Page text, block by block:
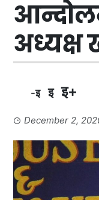
अध्यक्ष
-इ इ इ+
December 2,